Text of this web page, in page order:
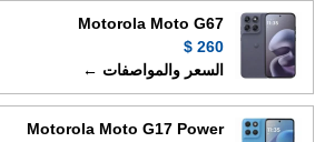
Motorola Moto G67
260 $
السعر والمواصفات ←
Motorola Moto G17 Power